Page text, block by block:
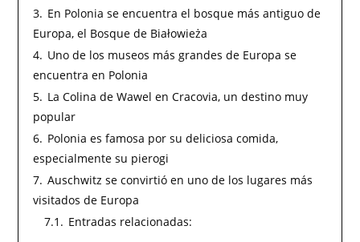
3. En Polonia se encuentra el bosque más antiguo de
Europa, el Bosque de Białowieża
4. Uno de los museos más grandes de Europa se
encuentra en Polonia
5. La Colina de Wawel en Cracovia, un destino muy
popular
6. Polonia es famosa por su deliciosa comida,
especialmente su pierogi
7. Auschwitz se convirtió en uno de los lugares más
visitados de Europa
7.1. Entradas relacionadas: